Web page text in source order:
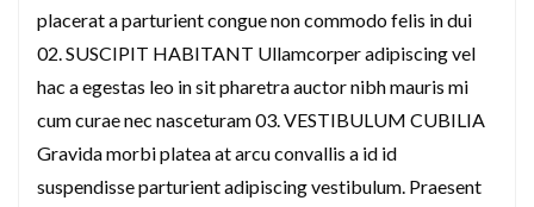
placerat a parturient congue non commodo felis in dui
02. SUSCIPIT HABITANT Ullamcorper adipiscing vel
hac a egestas leo in sit pharetra auctor nibh mauris mi
cum curae nec nasceturam 03. VESTIBULUM CUBILIA
Gravida morbi platea at arcu convallis a id id
suspendisse parturient adipiscing vestibulum. Praesent